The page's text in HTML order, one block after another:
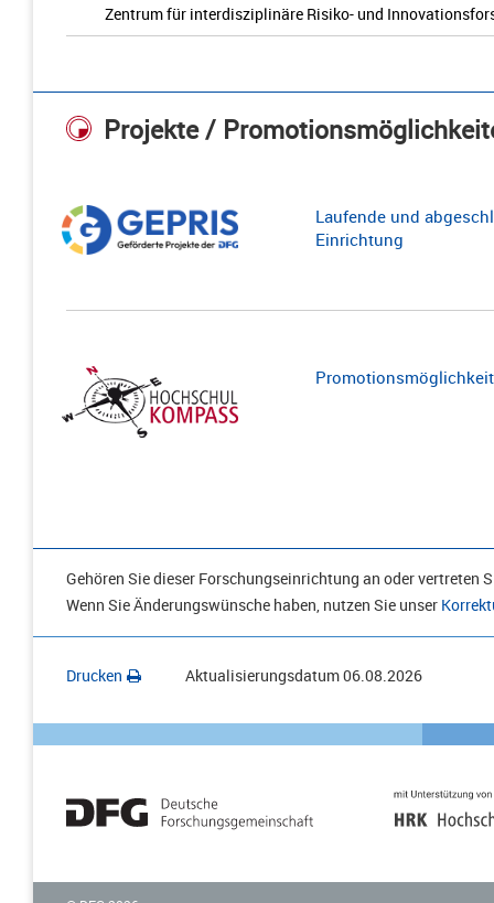
Zentrum für interdisziplinäre Risiko- und
Projekte /
Laufende und
Einrichtung
Gehören Sie dieser Forschungseinrichtung an oder vertreten
Wenn Sie Änderungswünsche haben, nutzen Sie unser
Drucken Aktualisierungsdatum06.08.2026